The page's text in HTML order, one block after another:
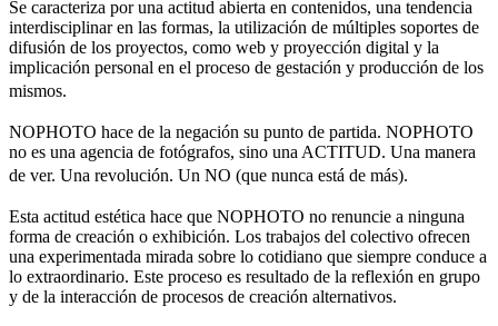
Se caracteriza por una actitud abierta en contenidos, una tendencia
interdisciplinar en las formas, la utilización de múltiples soportes de
difusión de los proyectos, como web y proyección digital y la
implicación personal en el proceso de gestación y producción de los
mismos.
NOPHOTO hace de la negación su punto de partida. NOPHOTO
no es una agencia de fotógrafos, sino una ACTITUD. Una manera
de ver. Una revolución. Un NO (que nunca está de más).
Esta actitud estética hace que NOPHOTO no renuncie a ninguna
forma de creación o exhibición. Los trabajos del colectivo ofrecen
una experimentada mirada sobre lo cotidiano que siempre conduce a
lo extraordinario. Este proceso es resultado de la reflexión en grupo
y de la interacción de procesos de creación alternativos.